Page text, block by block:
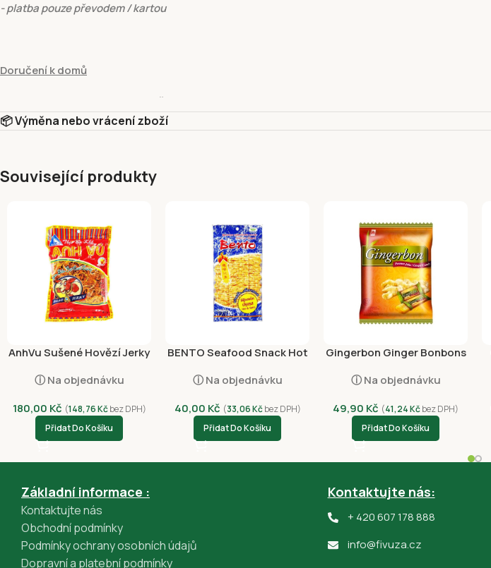
- platba pouze převodem / kartou
Doručení k domů
129 Kč
- platba pouze převodem / kartou
Vyzvednutí v prodejně Fivuza Market Václavské 801/52, Praha 1, 110 00
Platební metody
Platba kartou online – GP webpay ( Visa, Mastercard)
Google Pay (GPWebPayGpe)
Apple Pay (GPWebPayGpe)
📦 Výměna nebo vrácení zboží
Související produkty
AnhVu Sušené Hovězí Jerky
ⓘ Na objednávku
180,00 Kč (148,76Kčbez DPH)
Přidat Do Košíku
BENTO Seafood Snack Hot
ⓘ Na objednávku
40,00 Kč (33,06Kčbez DPH)
Přidat Do Košíku
Gingerbon Ginger Bonbons
ⓘ Na objednávku
49,90 Kč (41,24Kčbez DPH)
Přidat Do Košíku
Základní informace :
Kontaktujte nás
Obchodní podmínky
Podmínky ochrany osobních údajů
Dopravní a platební podmínky
Kontaktujte nás:
+ 420 607 178 888
info@fivuza.cz